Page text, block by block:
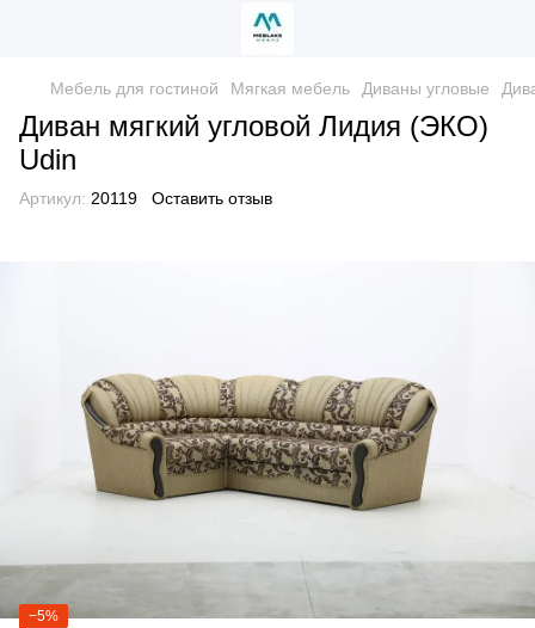
Мебель для гостиной Мягкая мебель Диваны угловые
Диван мягкий угловой Лидия (ЭКО)
Udin
Артикул: 20119 Оставить отзыв
−5%